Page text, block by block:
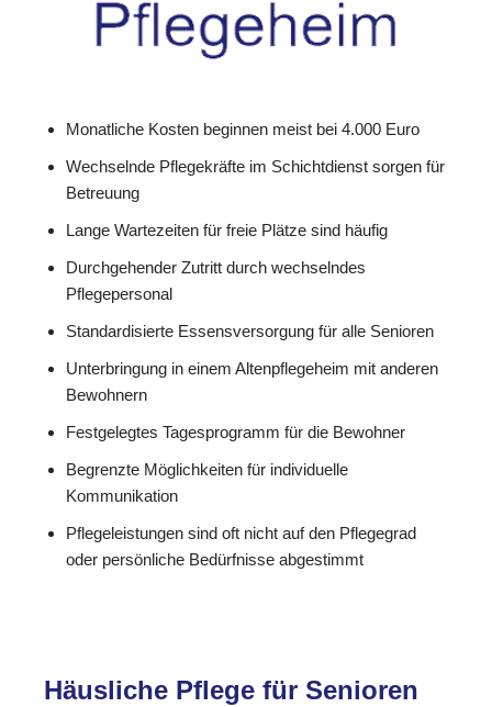
Monatliche Kosten beginnen meist bei 4.000 Euro
Wechselnde Pflegekräfte im Schichtdienst sorgen für
Betreuung
Lange Wartezeiten für freie Plätze sind häufig
Durchgehender Zutritt durch wechselndes
Pflegepersonal
Standardisierte Essensversorgung für alle Senioren
Unterbringung in einem Altenpflegeheim mit anderen
Bewohnern
Festgelegtes Tagesprogramm für die Bewohner
Begrenzte Möglichkeiten für individuelle
Kommunikation
Pflegeleistungen sind oft nicht auf den Pflegegrad
oder persönliche Bedürfnisse abgestimmt
Häusliche Pflege für Senioren